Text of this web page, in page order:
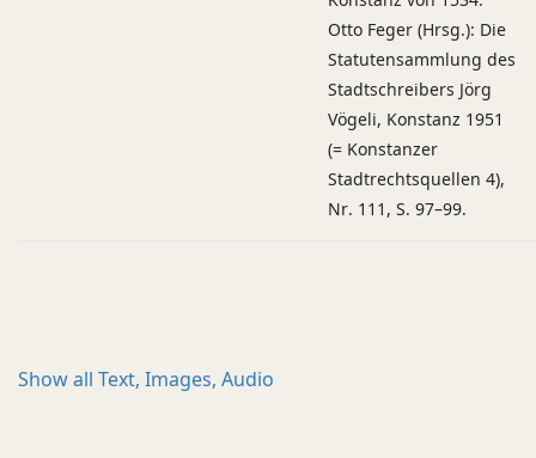
Otto Feger (Hrsg.): Die
Statutensammlung des
Stadtschreibers Jörg
Vögeli, Konstanz 1951
(= Konstanzer
Stadtrechtsquellen 4),
Nr. 111, S. 97–99.
Show all Text, Images, Audio